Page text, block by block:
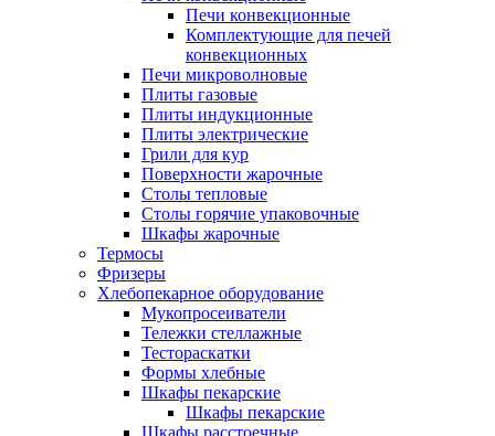
Печи конвекционные
Комплектующие для печей
конвекционных
Печи микроволновые
Плиты газовые
Плиты индукционные
Плиты электрические
Грили для кур
Поверхности жарочные
Столы тепловые
Столы горячие упаковочные
Шкафы жарочные
Термосы
Фризеры
Хлебопекарное оборудование
Мукопросеиватели
Тележки стеллажные
Тестораскатки
Формы хлебные
Шкафы пекарские
Шкафы пекарские
Шкафы расстоечные